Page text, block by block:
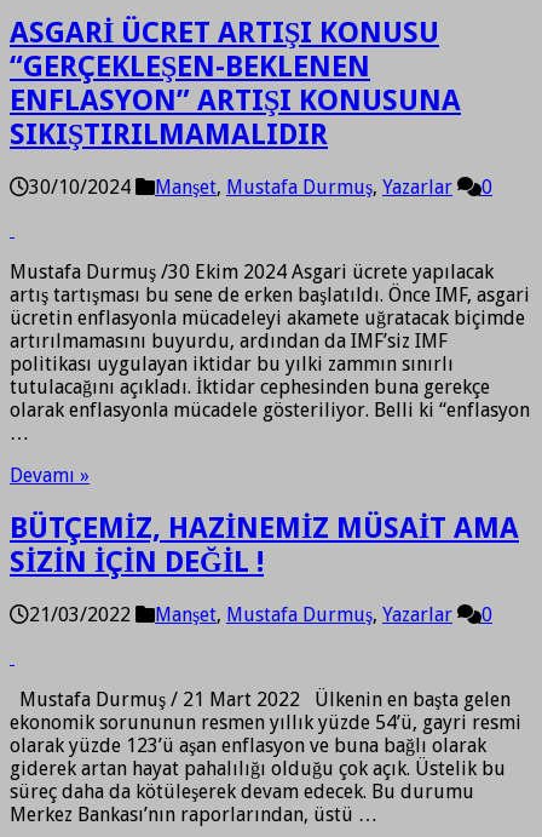
ASGARİ ÜCRET ARTIŞI KONUSU
“GERÇEKLEŞEN-BEKLENEN
ENFLASYON” ARTIŞI KONUSUNA
SIKIŞTIRILMAMALIDIR
30/10/2024 Manşet, Mustafa Durmuş, Yazarlar 0
Mustafa Durmuş /30 Ekim 2024 Asgari ücrete yapılacak
artış tartışması bu sene de erken başlatıldı. Önce IMF, asgari
ücretin enflasyonla mücadeleyi akamete uğratacak biçimde
artırılmamasını buyurdu, ardından da IMF’siz IMF
politikası uygulayan iktidar bu yılki zammın sınırlı
tutulacağını açıkladı. İktidar cephesinden buna gerekçe
olarak enflasyonla mücadele gösteriliyor. Belli ki “enflasyon
…
Devamı »
BÜTÇEMİZ, HAZİNEMİZ MÜSAİT AMA
SİZİN İÇİN DEĞİL !
21/03/2022 Manşet, Mustafa Durmuş, Yazarlar 0
Mustafa Durmuş / 21 Mart 2022 Ülkenin en başta gelen
ekonomik sorununun resmen yıllık yüzde 54’ü, gayri resmi
olarak yüzde 123’ü aşan enflasyon ve buna bağlı olarak
giderek artan hayat pahalılığı olduğu çok açık. Üstelik bu
süreç daha da kötüleşerek devam edecek. Bu durumu
Merkez Bankası’nın raporlarından, üstü …